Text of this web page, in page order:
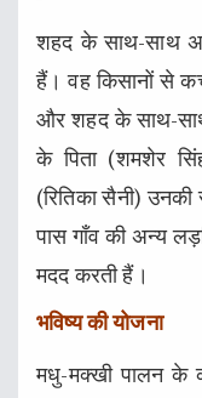
शहद के साथ-साथ
हैं। वह किसानों से
और शहद के साथ-
के पिता (शमशेर
(रितिका सैनी)
पास गॉंव की अन्य
मदद करती हैं।
भविष्य की योजना
मधु-मक्खी पालन के